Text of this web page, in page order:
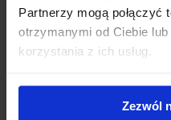
Partnerzy mogą połączyć
otrzymanymi od Ciebie
korzystania z ich usług.
Zezwól
Uniwersalny bagażnik
dachowych. Kompletny